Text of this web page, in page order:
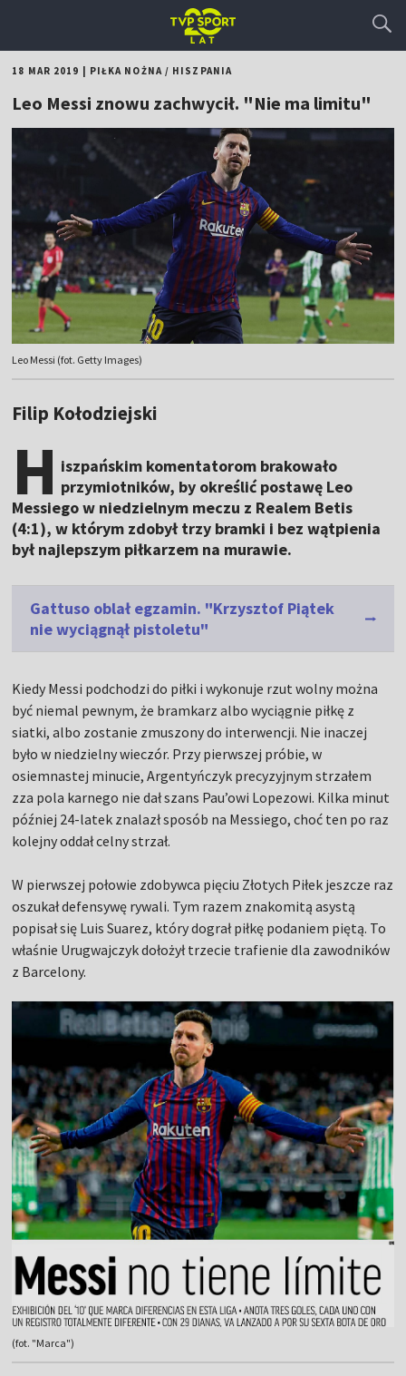
18 MAR 2019 PIŁKA NOŻNA/ HISZPANIA
Leo Messi znowu zachwycił. "Nie ma limitu"
Leo Messi (fot. Getty Images)
Filip Kołodziejski
H iszpańskim komentatorom brakowało
przymiotników, by określić postawę Leo
Messiego w niedzielnym meczu z Realem Betis
(4:1), w którym zdobył trzy bramki i bez wątpienia
był najlepszym piłkarzem na murawie.
Gattuso oblał egzamin. "Krzysztof Piątek
nie wyciągnął pistoletu"
Kiedy Messi podchodzi do piłki i wykonuje rzut wolny można
być niemal pewnym, że bramkarz albo wyciągnie piłkę z
siatki, albo zostanie zmuszony do interwencji. Nie inaczej
było w niedzielny wieczór. Przy pierwszej próbie, w
osiemnastej minucie, Argentyńczyk precyzyjnym strzałem
zza pola karnego nie dał szans Pau’owi Lopezowi. Kilka minut
później 24-latek znalazł sposób na Messiego, choć ten po raz
kolejny oddał celny strzał.
W pierwszej połowie zdobywca pięciu Złotych Piłek jeszcze raz
oszukał defensywę rywali. Tym razem znakomitą asystą
popisał się Luis Suarez, który dograł piłkę podaniem piętą. To
właśnie Urugwajczyk dołożył trzecie trafienie dla zawodników
z Barcelony.
(fot. "Marca")